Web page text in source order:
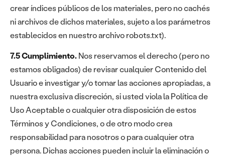
crear índices públicos de los materiales, pero no cachés
ni archivos de dichos materiales, sujeto a los parámetros
establecidos en nuestro archivo robots.txt).
7.5 Cumplimiento.Nos reservamos el derecho (pero no
estamos obligados) de revisar cualquier Contenido del
Usuario e investigar y/o tomar las acciones apropiadas, a
nuestra exclusiva discreción, si usted viola la Política de
Uso Aceptable o cualquier otra disposición de estos
Términos y Condiciones, o de otro modo crea
responsabilidad para nosotros o para cualquier otra
persona. Dichas acciones pueden incluir la eliminación o